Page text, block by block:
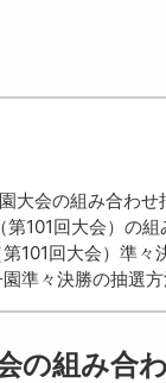
大会の組み合わせ
第101回大会）の組
101回大会）準々
準々決勝の抽選
の組み合